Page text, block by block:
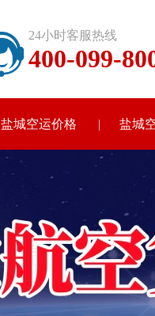
24小时客服热线
400-099-
盐城空运价格 盐城